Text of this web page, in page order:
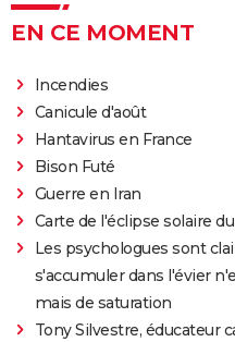
EN CE MOMENT
Incendies
Canicule d'août
Hantavirus en France
Bison Futé
Guerre en Iran
Carte de l'éclipse solaire
Les psychologues sont
s'accumuler dans l'évier
mais de saturation
Tony Silvestre, éducateur